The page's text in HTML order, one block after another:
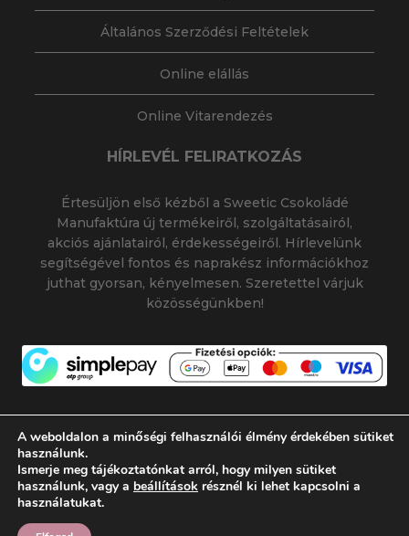
Általános Szerződési Feltételek
Online elállás
Online Vitarendezés
HÍRLEVÉL FELIRATKOZÁS
Értesüljön első kézből a Sweetic Csokoládé
Manufaktúra új termékeiről, szolgáltatásairól,
akciós ajánlatairól, érdekességeiről. Hírlevelünk
segítségével fontos és naprakész információkhoz
juthat gyorsan, kényelmesen. Szeretettel várjuk
közösségünkben!
© 2026 SWEETIC CSOKOLÁDÉ MANUFAKTÚRA
SWEETIC@SWEETIC.HU | |
A weboldalon a minőségi felhasználói élmény érdekében sütiket
használunk.
Ismerje meg tájékoztatónkat arról, hogy milyen sütiket
használunk, vagy a beállítások résznél ki lehet kapcsolni a
használatukat.